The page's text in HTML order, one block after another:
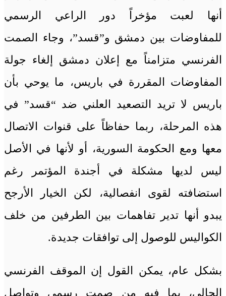
أنها لعبت مؤخراً دور الراعي الرسمي
للمفاوضات بين دمشق و”قسد”، وجاء الصمت
الفرنسي متزامناً مع إعلان دمشق إلغاء جولة
المفاوضات المقررة في باريس، ما يوحي بأن
باريس لا تريد التصعيد العلني ضد “قسد” في
هذه المرحلة، ربما حفاظاً على قنوات الاتصال
معها ومع الحكومة السورية، أو لأنها في الأصل
ليس لديها مشكلة في أجندة المؤتمر رغم
استضافته لقوى انفصالية، لكن الخيار الأرجح
يبدو أنها تدير تفاهمات بين الطرفين من خلف
الكواليس للوصول إلى توافقات جديدة.
بشكل عام، يمكن القول إن الموقف الفرنسي
الحالي، بما فيه من صمت رسمي وتواصل